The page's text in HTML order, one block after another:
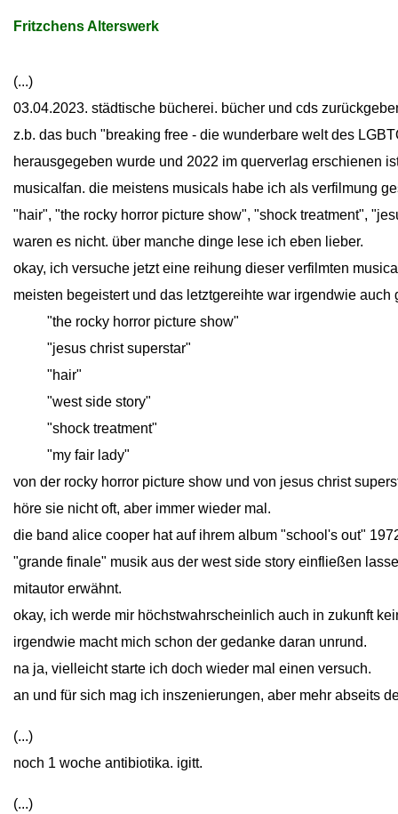
Fritzchens Alterswerk
(...)
03.04.2023. städtische bücherei. bücher und cds
z.b. das buch "breaking free - die wunderbare welt des
herausgegeben wurde und 2022 im querverlag erschienen
musicalfan. die meistens musicals habe ich als verfilmung
"hair", "the rocky horror picture show", "shock treatment",
waren es nicht. über manche dinge lese ich eben lieber.
okay, ich versuche jetzt eine reihung dieser verfilmten
meisten begeistert und das letztgereihte war irgendwie auch
"the rocky horror picture show"
"jesus christ superstar"
"hair"
"west side story"
"shock treatment"
"my fair lady"
von der rocky horror picture show und von jesus christ
höre sie nicht oft, aber immer wieder mal.
die band alice cooper hat auf ihrem album "school's out"
"grande finale" musik aus der west side story einfließen
mitautor erwähnt.
okay, ich werde mir höchstwahrscheinlich auch in zukunft
irgendwie macht mich schon der gedanke daran unrund.
na ja, vielleicht starte ich doch wieder mal einen versuch.
an und für sich mag ich inszenierungen, aber mehr abseits
(...)
noch 1 woche antibiotika. igitt.
(...)